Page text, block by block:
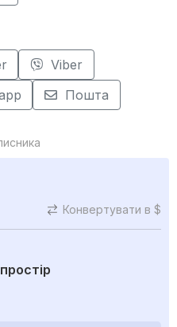
Viber
Пошта
Конвертувати в $